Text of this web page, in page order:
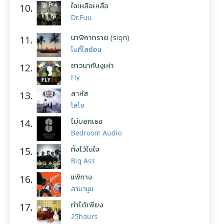
10. ใจเหลือเหลือ
Dr.Fuu
11. นาฬิกาทราย (sign)
โบกี้ไลอ้อน
12. ชาวนากับงูเห่า
Fly
13. สาหัส
โลโซ
14. ไม่บอกเธอ
Bedroom Audio
15. ทิ้งไว้ในใจ
Big Ass
16. แพ้ทาง
ลาบานูน
17. ทำได้เพียง
25hours